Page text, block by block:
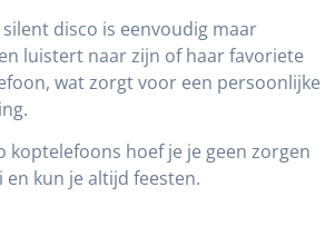
disco is eenvoudig maar
luistert naar zijn of haar favoriete
wat zorgt voor een persoonlijke
koptelefoons hoef je je geen zorgen
kun je altijd feesten.